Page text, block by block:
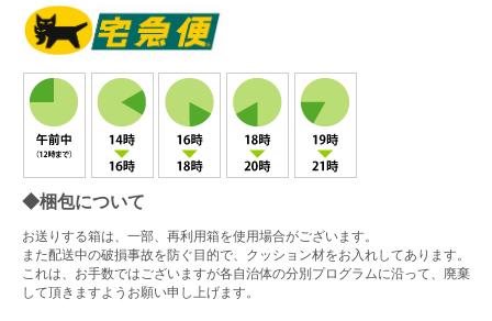
◆梱包について
お送りする箱は、一部、再利用箱を使用場合がございます。
また配送中の破損事故を防ぐ目的で、クッション材をお入れしてあります。
これは、お手数ではございますが各自治体の分別プログラムに沿って、廃棄
して頂きますようお願い申し上げます。